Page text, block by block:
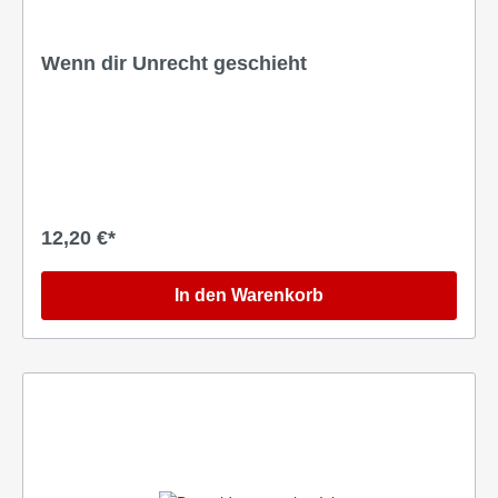
Wenn dir Unrecht geschieht
12,20 €*
In den Warenkorb